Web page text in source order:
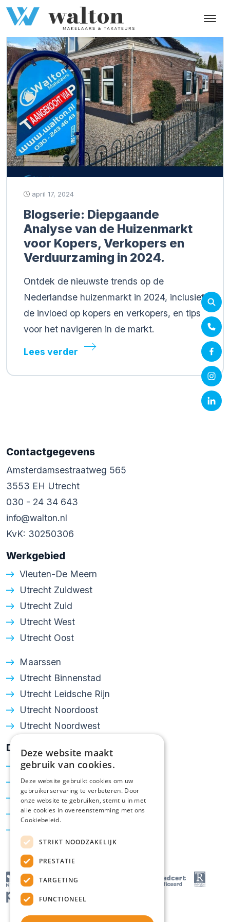
Tag: verkopen in 2024
april 17, 2024
Blogserie: Diepgaande
Analyse van de Huizenmarkt
voor Kopers, Verkopers en
Verduurzaming in 2024.
Ontdek de nieuwste trends op de
Nederlandse huizenmarkt in 2024, inclusief
de invloed op kopers en verkopers, en tips
voor het navigeren in de markt.
Lees verder
Contactgegevens
Amsterdamsestraatweg 565
3553 EH Utrecht
030 - 24 34 643
info@walton.nl
KvK: 30250306
Werkgebied
Vleuten-De Meern
Utrecht Zuidwest
Utrecht Zuid
Utrecht West
Utrecht Oost
Maarssen
Utrecht Binnenstad
Utrecht Leidsche Rijn
Utrecht Noordoost
Utrecht Noordwest
Diensten
Verkoop
Aankoop
Taxatie
Hypotheken
Deze website maakt
gebruik van cookies.
Deze website gebruikt cookies om uw
gebruikerservaring te verbeteren. Door
onze website te gebruiken, stemt u in met
alle cookies in overeenstemming met ons
Cookiebeleid.
STRIKT NOODZAKELIJK
PRESTATIE
TARGETING
FUNCTIONEEL